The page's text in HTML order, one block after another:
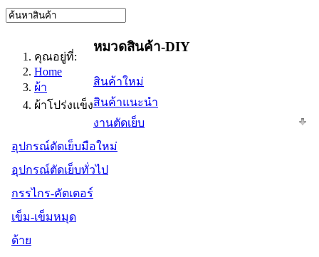
คุณอยู่ที่:
Home
ผ้า
ผ้าโปร่งแข็ง
หมวดสินค้า-DIY
สินค้าใหม่
สินค้าแนะนำ
งานตัดเย็บ
อุปกรณ์ตัดเย็บมือใหม่
อุปกรณ์ตัดเย็บทั่วไป
กรรไกร-คัตเตอร์
เข็ม-เข็มหมุด
ด้าย